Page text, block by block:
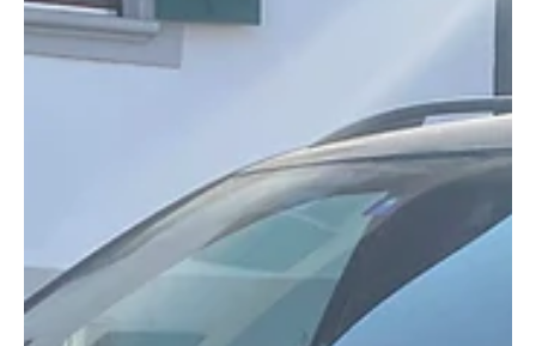
KANTON AARGAU
Birrwil: Mangelnde Aufmerksamkeit fordert
Aufgrund mangelnder Aufmerksamkeit einer Automobilistin
kam es in Birrwil zu einer Auffahrkollision. Verletzt wurde
niemand. Originalfoto...